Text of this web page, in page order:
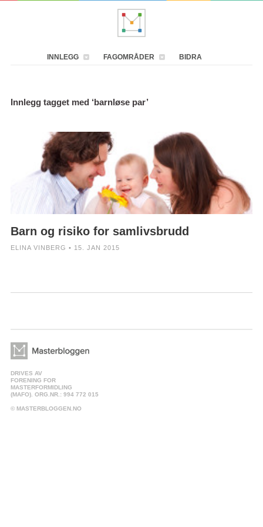
INNLEGG FAGOMRÅDER BIDRA
Innlegg tagget med ‘barnløse par’
Barn og risiko for samlivsbrudd
ELINA VINBERG • 15. JAN 2015
DRIVES AV
FORENING FOR
MASTERFORMIDLING
(MAFO). ORG.NR.: 994 772 015
© MASTERBLOGGEN.NO